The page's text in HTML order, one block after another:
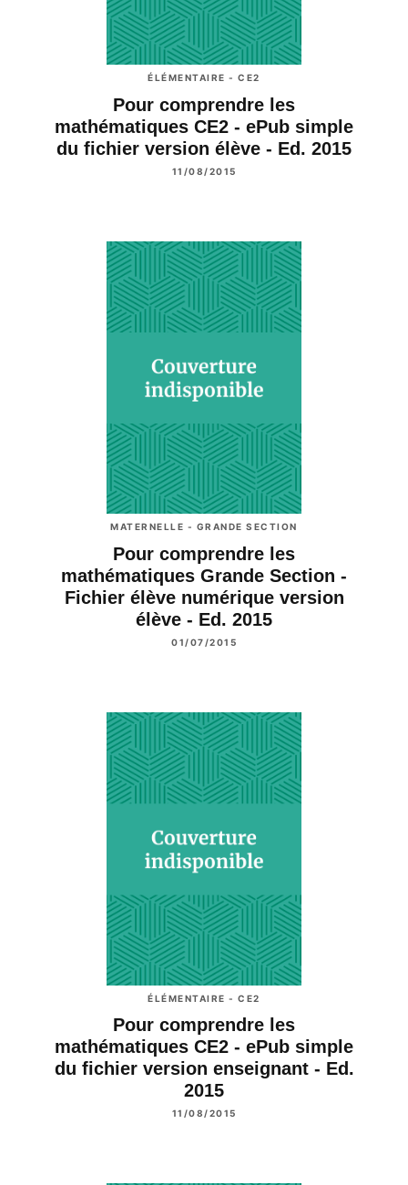
ÉLÉMENTAIRE - CE2
Pour comprendre les
mathématiques CE2 - ePub simple
du fichier version élève - Ed. 2015
11/08/2015
MATERNELLE - GRANDE SECTION
Pour comprendre les
mathématiques Grande Section -
Fichier élève numérique version
élève - Ed. 2015
01/07/2015
ÉLÉMENTAIRE - CE2
Pour comprendre les
mathématiques CE2 - ePub simple
du fichier version enseignant - Ed.
2015
11/08/2015